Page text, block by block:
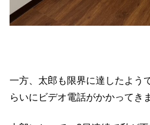
一方、太郎も限界に達したよう
らいにビデオ電話がかかってき